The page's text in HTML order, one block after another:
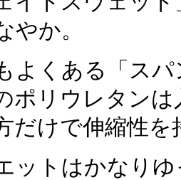
やか。
よくある「ス
ポリウレタン
だけで伸縮性を
ットはかなり